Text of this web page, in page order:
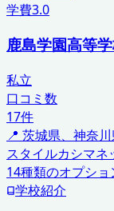
学費3.0
鹿島学園高等
私立
口コミ数
17件
📍 茨城県、神奈
スタイルカシマネ
14種類のオプショ
学校紹介